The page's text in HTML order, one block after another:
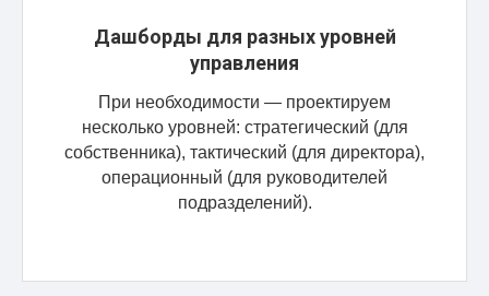
Дашборды для разных уровней
управления
При необходимости — проектируем
несколько уровней: стратегический (для
собственника), тактический (для директора),
операционный (для руководителей
подразделений).